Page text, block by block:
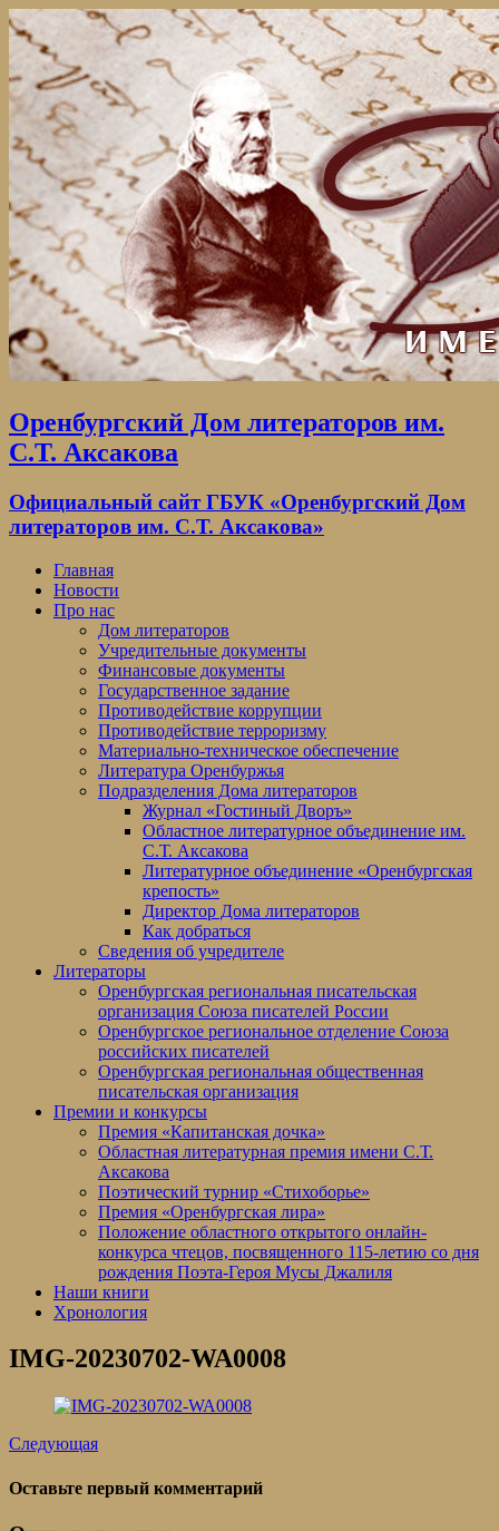
Оренбургский Дом литераторов им.
С.Т. Аксакова
Официальный сайт ГБУК «Оренбургский Дом
литераторов им. С.Т. Аксакова»
Главная
Новости
Про нас
Дом литераторов
Учредительные документы
Финансовые документы
Государственное задание
Противодействие коррупции
Противодействие терроризму
Материально-техническое обеспечение
Литература Оренбуржья
Подразделения Дома литераторов
Журнал «Гостиный Дворъ»
Областное литературное объединение им.
С.Т. Аксакова
Литературное объединение «Оренбургская
крепость»
Директор Дома литераторов
Как добраться
Сведения об учредителе
Литераторы
Оренбургская региональная писательская
организация Союза писателей России
Оренбургское региональное отделение Союза
российских писателей
Оренбургская региональная общественная
писательская организация
Премии и конкурсы
Премия «Капитанская дочка»
Областная литературная премия имени С.Т.
Аксакова
Поэтический турнир «Стихоборье»
Премия «Оренбургская лира»
Положение областного открытого онлайн-
конкурса чтецов, посвященного 115-летию со дня
рождения Поэта-Героя Мусы Джалиля
Наши книги
Хронология
IMG-20230702-WA0008
Следующая
Оставьте первый комментарий